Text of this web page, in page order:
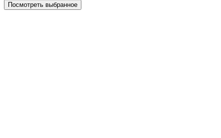
Посмотреть выбранное